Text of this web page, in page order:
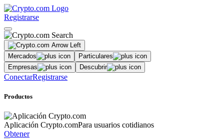
Registrarse
Mercados
Particulares
Empresas
Descubrir
ConectarRegistrarse
Productos
Aplicación Crypto.comPara usuarios cotidianos
Obtener